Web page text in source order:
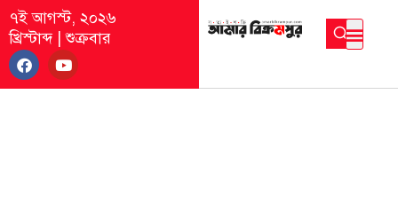
৭ই আগস্ট, ২০২৬
খ্রিস্টাব্দ|শুক্রবার